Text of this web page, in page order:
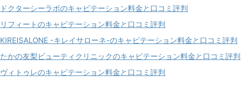
ドクターシーラボのキャビテーション料金と口コミ評判
リフィートのキャビテーション料金と口コミ評判
KIREISALONE -キレイサローネ-のキャビテーション料金と口コミ評判
たかの友梨ビューティクリニックのキャビテーション料金と口コミ評判
ヴィトゥレのキャビテーション料金と口コミ評判